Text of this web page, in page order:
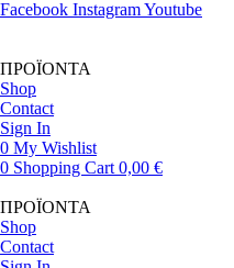
Facebook InstagramYoutube
ΠΡΟΪΟΝΤΑ
Shop
Contact
Sign In
0 My Wishlist
0 Shopping Cart 0,00 €
ΠΡΟΪΟΝΤΑ
Shop
Contact